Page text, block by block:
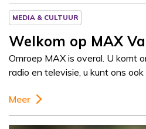
MEDIA & CULTUUR
Welkom op MAX
Omroep MAX is overal. U komt
radio en televisie, u kunt ons
Meer